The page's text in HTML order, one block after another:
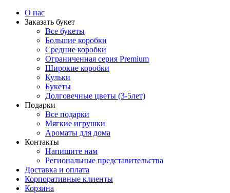
О нас
Заказать букет
Все букеты
Большие коробки
Средние коробки
Ограниченная серия Premium
Широкие коробки
Кульки
Букеты
Долговечные цветы (3-5лет)
Подарки
Все подарки
Мягкие игрушки
Ароматы для дома
Контакты
Напишите нам
Региональные представительства
Доставка и оплата
Корпоративные клиенты
Корзина